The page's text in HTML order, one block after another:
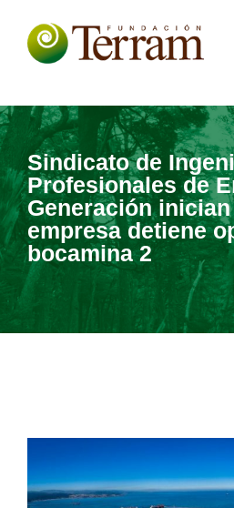
Sindicato de
Profesionales de
Generación
empresa detiene
bocamina 2